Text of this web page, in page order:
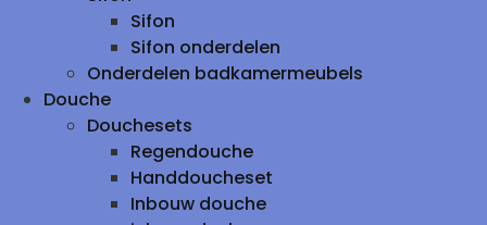
Sifon
Sifon onderdelen
Onderdelen badkamermeubels
Douche
Douchesets
Regendouche
Handdoucheset
Inbouw douche